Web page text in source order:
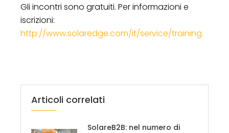
Gli incontri sono gratuiti. Per informazioni e
iscrizioni:
http://www.solaredge.com/it/service/training
Articoli correlati
SolareB2B: nel numero di